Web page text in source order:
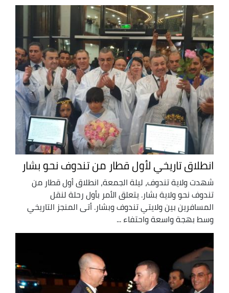
انطلاق تاريخي لأول قطار من تندوف نحو بشار
شهدت ولاية تندوف، ليلة الجمعة، انطلاق أول قطار من
تندوف نحو ولاية بشار. يتعلق الأمر بأول رحلة لنقل
المسافرين بين ولايتي تندوف وبشار. أتى المنجز التاريخي
وسط بهجة واسعة واحتفاء ...